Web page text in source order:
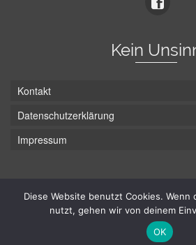
Kein
Kontakt
Datenschutzerklärung
Impressum
© Hans-Wurst.net - Gute Laune seit 2005
Diese Website benutzt Cookies.
nutzt, gehen wir von deinem
OK